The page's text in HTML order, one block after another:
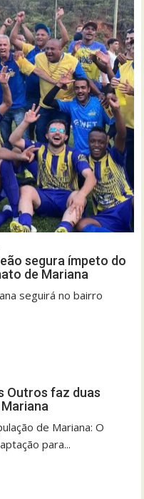
segura ímpeto do
de Mariana
seguirá no bairro
Outros faz duas
de Mariana: O
para...